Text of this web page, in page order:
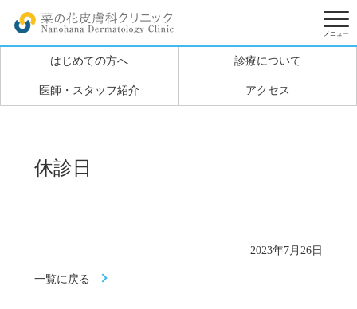
はじめての方へ 診療について
医師・スタッフ紹介 アクセス
休診日
2023年7月26日
一覧に戻る